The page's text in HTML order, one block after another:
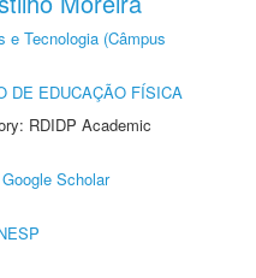
e Tecnologia (Câmpus
DE EDUCAÇÃO FÍSICA
RDIDP Academic
Google Scholar